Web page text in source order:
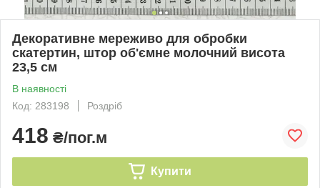
Декоративне мереживо для обробки
скатертин, штор об'ємне молочний висота
23,5 см
В наявності
Код: 283198
Роздріб
418 ₴/пог.м
Купити